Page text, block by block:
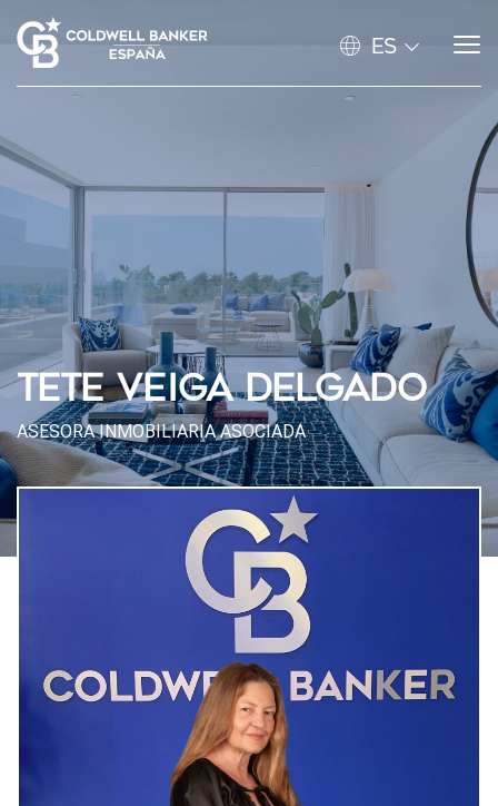
ES
TETE VEIGA DELGADO
ASESORA INMOBILIARIA ASOCIADA